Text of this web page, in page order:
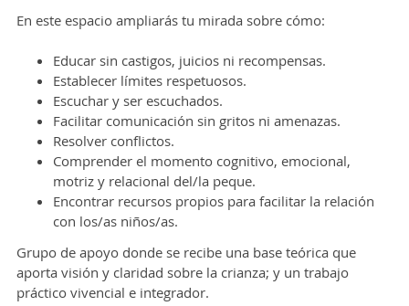
En este espacio ampliarás tu mirada sobre cómo:
Educar sin castigos, juicios ni recompensas.
Establecer límites respetuosos.
Escuchar y ser escuchados.
Facilitar comunicación sin gritos ni amenazas.
Resolver conflictos.
Comprender el momento cognitivo, emocional,
motriz y relacional del/la peque.
Encontrar recursos propios para facilitar la relación
con los/as niños/as.
Grupo de apoyo donde se recibe una base teórica que
aporta visión y claridad sobre la crianza; y un trabajo
práctico vivencial e integrador.